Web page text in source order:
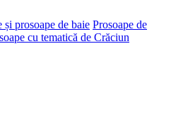
și prosoape de baie Prosoape de
cu tematică de Crăciun